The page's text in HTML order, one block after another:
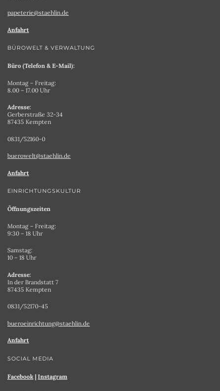
papeterie@staehlin.de
Anfahrt
BÜROWELT & VERWALTUNG
Büro (Telefon & E-Mail):
Montag – Freitag:
8.00 – 17.00 Uhr
Adresse:
Gerberstraße 32-34
87435 Kempten
0831/52160-0
buerowelt@staehlin.de
Anfahrt
EINRICHTUNGSKULTUR
Öffnungszeiten
Montag – Freitag:
9:30 – 18 Uhr
Samstag:
10 – 18 Uhr
Adresse:
In der Brandstatt 7
87435 Kempten
0831/52170-45
bueroeinrichtung@staehlin.de
Anfahrt
SOCIAL MEDIA
Facebook | Instagram